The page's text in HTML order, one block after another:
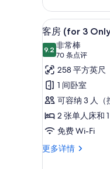
片
Use)
更
多
息
显
示
客
房
(for
3
Only,
Superior
+
8
客房 (for 3
9.29.2 分，满分 10 分
非常棒
70 条点评
(70
条
点
评)
258 平方英尺
1 间卧室
可容纳 3 人（
2 张单人床和
免费 Wi-Fi
更多详情
客